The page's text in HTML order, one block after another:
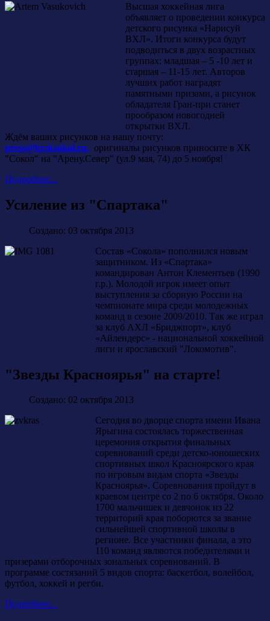
Высшая хоккейная лига
объявляет о проведении конкурса
детского рисунка «Нарисуй
ВХЛ». Итоги конкурса будут
подводиться в двух возрастных
группах: младшая – 5 -10 лет и
старшая – 11-15 лет. Авторов
лучших работ наградят
памятными призами, а рисунок
обладателя Гран-при станет
прообразом новогодней
открытки ВХЛ.
Ждём ваших рисунков на нашу почту:
press@krsksokol.ru, оригиналы рисунков приносите в ХК
"Сокол" на "Арену.Север" (ул.9 мая, 74) до 5 ноября!
Подробнее...
Усиление из "Спартака"
Создано: 03 октября 2013
Состав «Сокола» пополнился новым
защитником. Из «Спартака»
командирован Антон Клементьев (1990
г.р.). Молодой игрок имеет опыт
выступления за сборную России на
чемпионате мира среди молодежных
команд в сезоне 2009/2010. Так же играл
за клуб АХЛ «Бриджпорт», клуб
«Айлендерс» - национальной хоккейной
лиги и ярославский "Локомотив".
"Звезды Красноярья" на старте!
Создано: 02 октября 2013
Сегодня во дворце спорта имени Ивана
Ярыгина состоялась торжественная
церемония открытия финальных
соревнований среди детско-юношеских
спортивных школ Красноярского края
по игровым видам спорта «Звезды
Красноярья». Соревнования пройдут в
краевом центре со 2 по 6 октября. Около
1700 мальчишек и девчонок из 22
территорий края поборются за звание
сильнейшей спортивной школы в
регионе. Все участники финала, а это
110 команд являются победителями и
призерами отборочных зональных соревнований. В
программе состязаний 5 видов спорта: баскетбол, волейбол,
футбол, хоккей и регби.
Подробнее...